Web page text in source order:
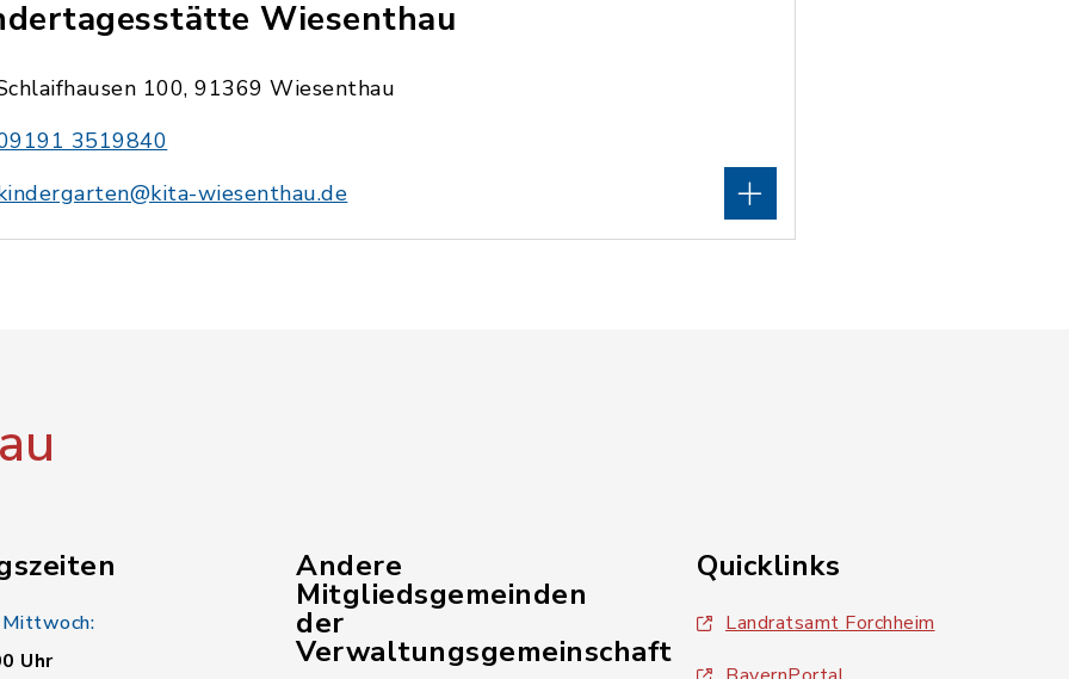
Wiesenthau
100, 91369 Wiesenthau
3519840
wiesenthau.de
Uhr
Andere
Mitgliedsgemeinden
der
Verwaltungsgemeinschaft
Quicklinks
Landratsamt Forchheim